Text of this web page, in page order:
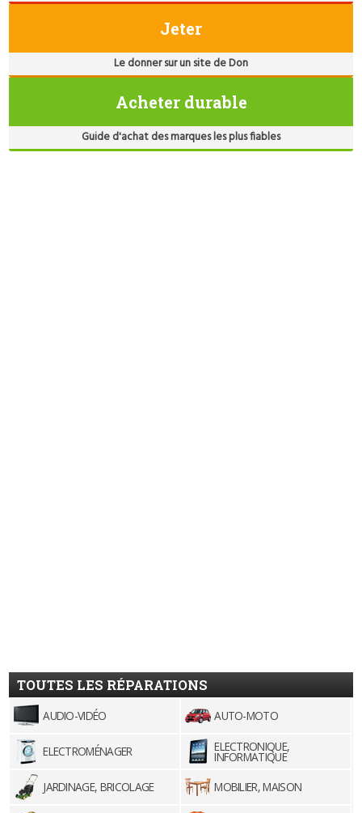
Jeter
Le donner sur un site de Don
Acheter durable
Guide d'achat des marques les plus fiables
TOUTES LES RÉPARATIONS
AUDIO-VIDÉO AUTO-MOTO
ELECTROMÉNAGER ELECTRONIQUE,
INFORMATIQUE
JARDINAGE, BRICOLAGE
MOBILIER, MAISON